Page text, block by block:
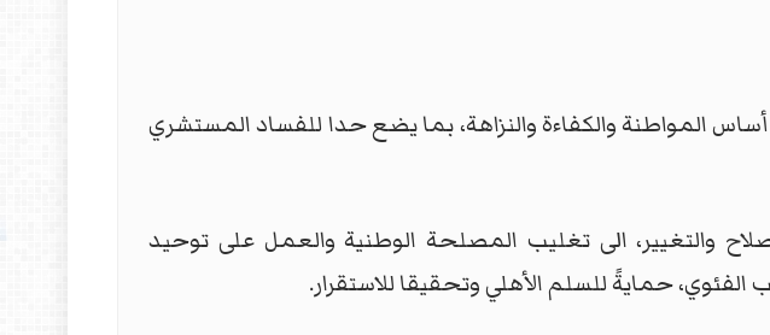
المواطنة والكفاءة والنزاهة، بما يضع حدا للفساد المستشري
والتغيير، الى تغليب المصلحة الوطنية والعمل على توحيد
حمايةً للسلم الأهلي وتحقيقا للاستقرار.